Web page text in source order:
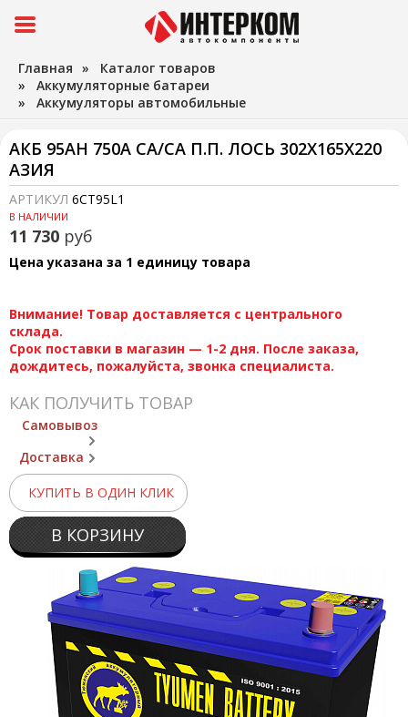
Главная » Каталог товаров
» Аккумуляторные батареи
» Аккумуляторы автомобильные
АКБ 95AH 750А CA/CA П.П. ЛОСЬ 302Х165Х220
АЗИЯ
АРТИКУЛ 6CT95L1
В НАЛИЧИИ
11 730 руб
Цена указана за 1 единицу товара
Внимание! Товар доставляется с центрального
склада.
Срок поставки в магазин — 1-2 дня. После заказа,
дождитесь, пожалуйста, звонка специалиста.
КАК ПОЛУЧИТЬ ТОВАР
Самовывоз
Доставка
КУПИТЬ В ОДИН КЛИК
В КОРЗИНУ